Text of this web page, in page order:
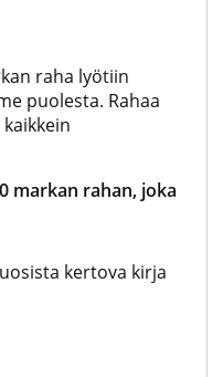
raha lyötiin
puolesta. Rahaa
markan rahan, joka
kertova kirja